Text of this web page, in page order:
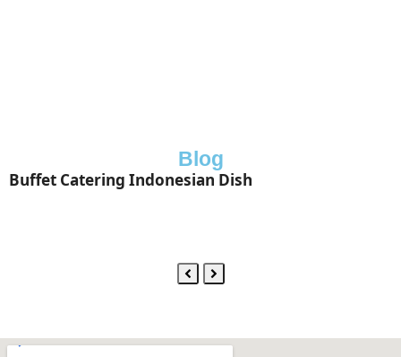
Blog
Buffet Catering Indonesian Dish